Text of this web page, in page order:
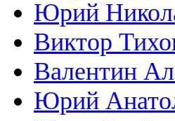
Юрий
Виктор
Валентин
Юрий